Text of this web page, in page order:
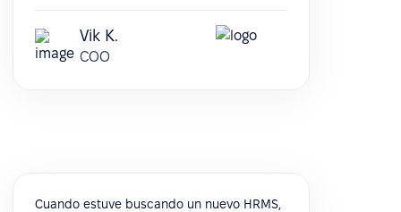
Vik K.
COO
Cuando estuve buscando un nuevo HRMS,